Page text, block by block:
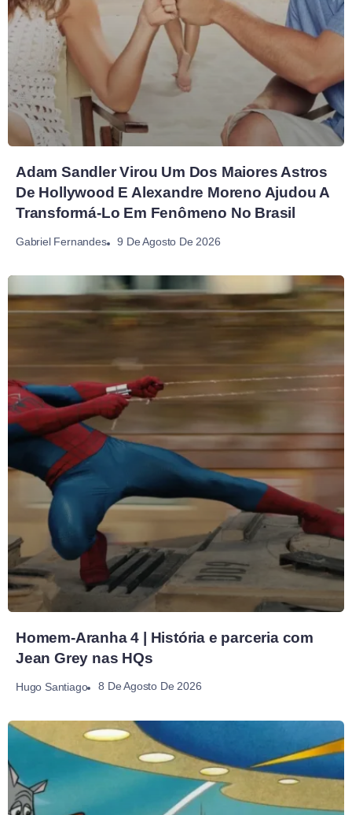
Adam Sandler Virou Um Dos Maiores Astros
De Hollywood E Alexandre Moreno Ajudou A
Transformá-Lo Em Fenômeno No Brasil
Gabriel Fernandes 9 De Agosto De 2026
Homem-Aranha 4 | História e parceria com
Jean Grey nas HQs
Hugo Santiago 8 De Agosto De 2026